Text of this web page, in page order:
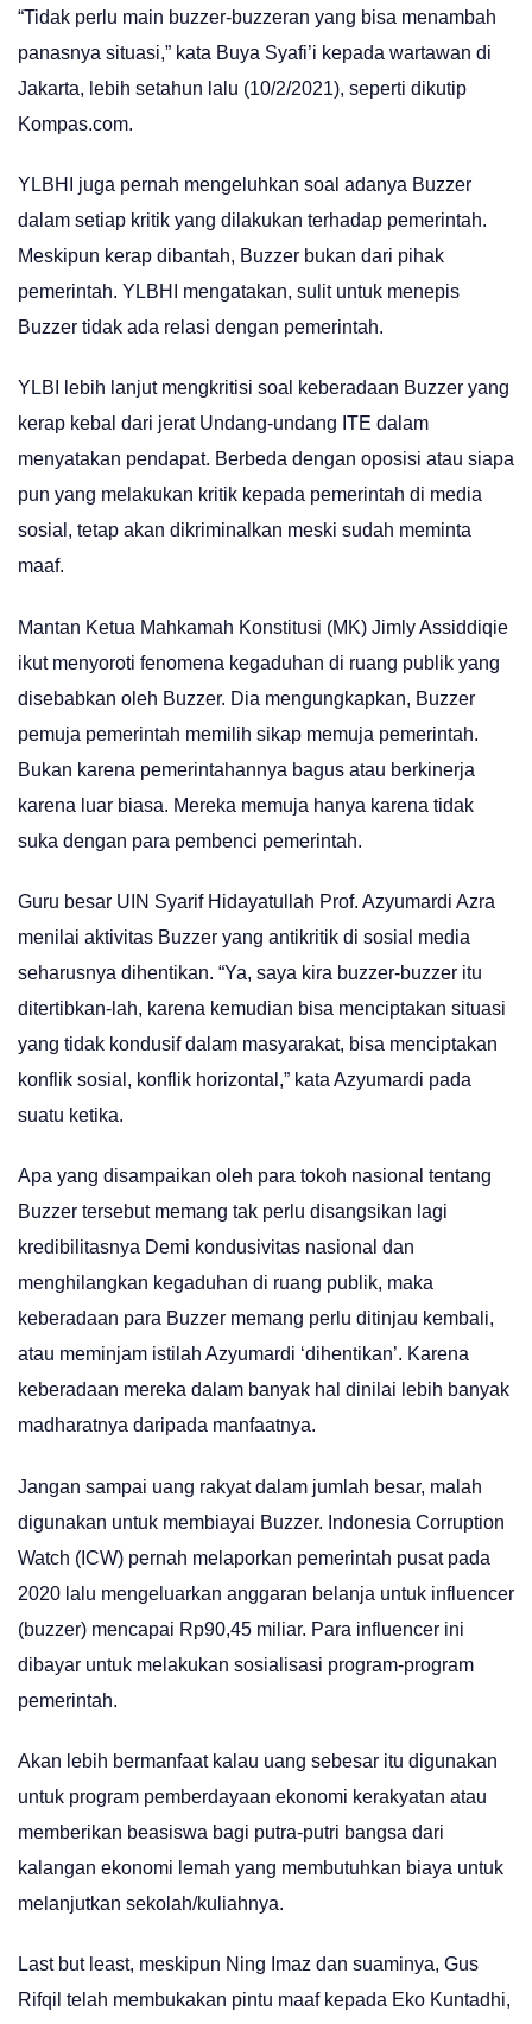
“Tidak perlu main buzzer-buzzeran yang bisa menambah
panasnya situasi,” kata Buya Syafi’i kepada wartawan di
Jakarta, lebih setahun lalu (10/2/2021), seperti dikutip
Kompas.com.
YLBHI juga pernah mengeluhkan soal adanya Buzzer
dalam setiap kritik yang dilakukan terhadap pemerintah.
Meskipun kerap dibantah, Buzzer bukan dari pihak
pemerintah. YLBHI mengatakan, sulit untuk menepis
Buzzer tidak ada relasi dengan pemerintah.
YLBI lebih lanjut mengkritisi soal keberadaan Buzzer yang
kerap kebal dari jerat Undang-undang ITE dalam
menyatakan pendapat. Berbeda dengan oposisi atau siapa
pun yang melakukan kritik kepada pemerintah di media
sosial, tetap akan dikriminalkan meski sudah meminta
maaf.
Mantan Ketua Mahkamah Konstitusi (MK) Jimly Assiddiqie
ikut menyoroti fenomena kegaduhan di ruang publik yang
disebabkan oleh Buzzer. Dia mengungkapkan, Buzzer
pemuja pemerintah memilih sikap memuja pemerintah.
Bukan karena pemerintahannya bagus atau berkinerja
karena luar biasa. Mereka memuja hanya karena tidak
suka dengan para pembenci pemerintah.
Guru besar UIN Syarif Hidayatullah Prof. Azyumardi Azra
menilai aktivitas Buzzer yang antikritik di sosial media
seharusnya dihentikan. “Ya, saya kira buzzer-buzzer itu
ditertibkan-lah, karena kemudian bisa menciptakan situasi
yang tidak kondusif dalam masyarakat, bisa menciptakan
konflik sosial, konflik horizontal,” kata Azyumardi pada
suatu ketika.
Apa yang disampaikan oleh para tokoh nasional tentang
Buzzer tersebut memang tak perlu disangsikan lagi
kredibilitasnya Demi kondusivitas nasional dan
menghilangkan kegaduhan di ruang publik, maka
keberadaan para Buzzer memang perlu ditinjau kembali,
atau meminjam istilah Azyumardi ‘dihentikan’. Karena
keberadaan mereka dalam banyak hal dinilai lebih banyak
madharatnya daripada manfaatnya.
Jangan sampai uang rakyat dalam jumlah besar, malah
digunakan untuk membiayai Buzzer. Indonesia Corruption
Watch (ICW) pernah melaporkan pemerintah pusat pada
2020 lalu mengeluarkan anggaran belanja untuk influencer
(buzzer) mencapai Rp90,45 miliar. Para influencer ini
dibayar untuk melakukan sosialisasi program-program
pemerintah.
Akan lebih bermanfaat kalau uang sebesar itu digunakan
untuk program pemberdayaan ekonomi kerakyatan atau
memberikan beasiswa bagi putra-putri bangsa dari
kalangan ekonomi lemah yang membutuhkan biaya untuk
melanjutkan sekolah/kuliahnya.
Last but least, meskipun Ning Imaz dan suaminya, Gus
Rifqil telah membukakan pintu maaf kepada Eko Kuntadhi,